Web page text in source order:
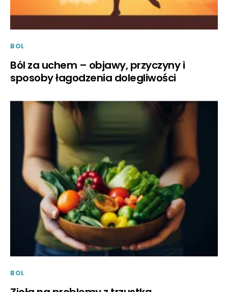
BOL
Ból za uchem – objawy, przyczyny i
sposoby łagodzenia dolegliwości
BOL